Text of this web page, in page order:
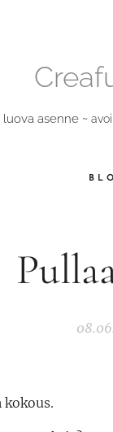
luova asenne ~